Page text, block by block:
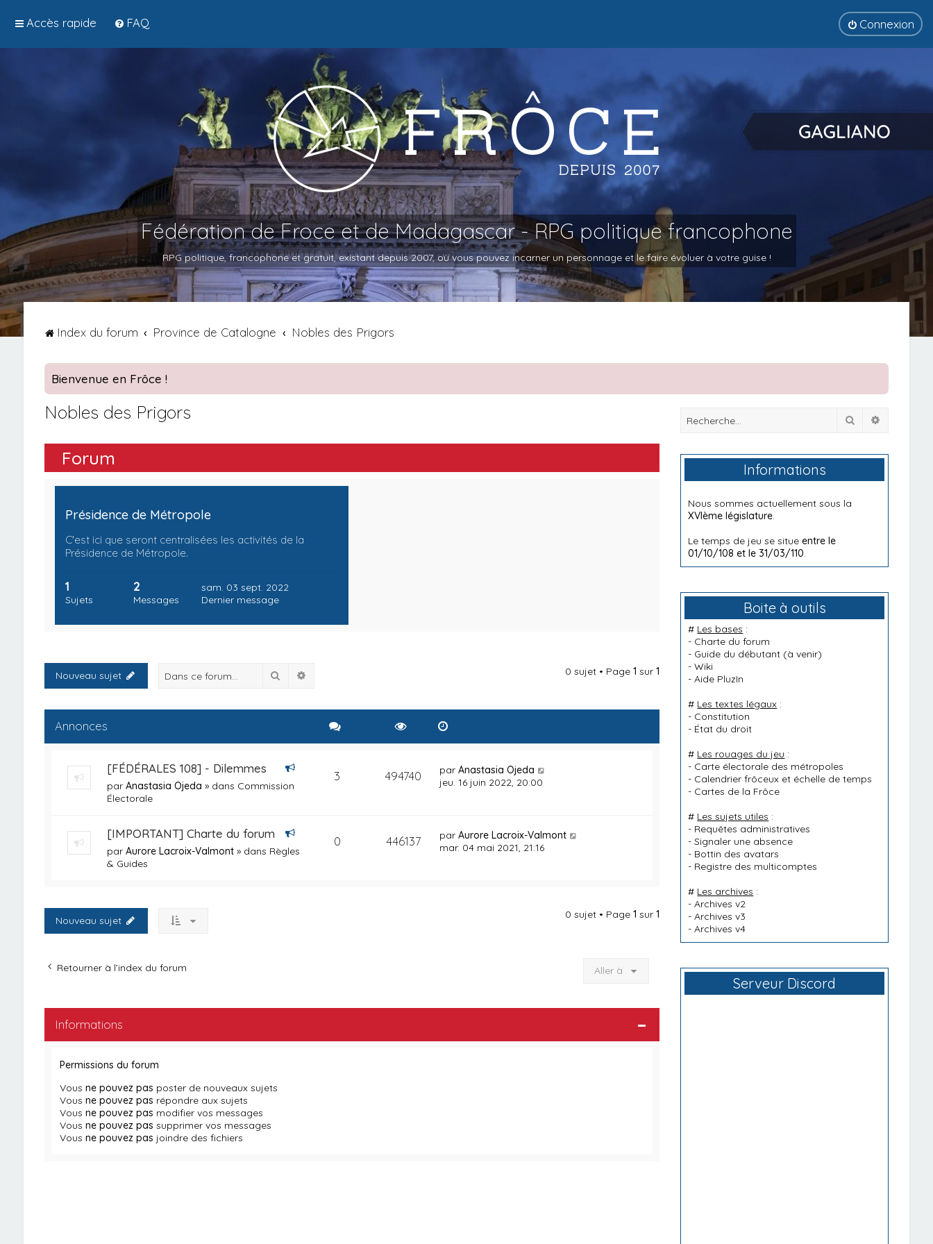
Accès rapide FAQ Connexion
Fédération de Froce et de Madagascar - RPG politique francophone
RPG politique, francophone et gratuit, existant depuis 2007, où vous pouvez incarner un personnage et le faire évoluer à votre guise !
Index du forum Province de Catalogne Nobles des Prigors
Bienvenue en Frôce !
Nobles des Prigors
Forum
Présidence de Métropole
C'est ici que seront centralisées les activités de la
Présidence de Métropole.
1
Sujets
2
Messages
sam. 03 sept. 2022
Dernier message
Nouveau sujet Rechercher 0 sujet • Page1 sur1
Annonces
[FÉDÉRALES 108] - Dilemmes
par Anastasia Ojeda » dans Commission
Électorale
3 494740 parAnastasia Ojeda
jeu. 16 juin 2022, 20:00
[IMPORTANT] Charte du forum
par Aurore Lacroix-Valmont » dans Règles
& Guides
0 446137 parAurore Lacroix-Valmont
mar. 04 mai 2021, 21:16
Nouveau sujet 0 sujet • Page1 sur1
Retourner à l’index du forum Aller à
Informations
Permissions du forum
Vous ne pouvez pas poster de nouveaux sujets
Vous ne pouvez pas répondre aux sujets
Vous ne pouvez pas modifier vos messages
Vous ne pouvez pas supprimer vos messages
Vous ne pouvez pas joindre des fichiers
Rechercher
Informations
Nous sommes actuellement sous la
XVIème législature.
Le temps de jeu se situeentre le
01/10/108 et le 31/03/110.
Boite à outils
# Les bases :
- Charte du forum
- Guide du débutant (à venir)
-Wiki
-Aide PluzIn
# Les textes légaux :
- Constitution
- État du droit
# Les rouages du jeu :
- Carte électorale des métropoles
- Calendrier frôceux et échelle de temps
- Cartes de la Frôce
# Les sujets utiles :
- Requêtes administratives
-Signaler une absence
- Bottin des avatars
- Registre des multicomptes
# Les archives :
-Archives v2
-Archives v3
-Archives v4
Serveur Discord